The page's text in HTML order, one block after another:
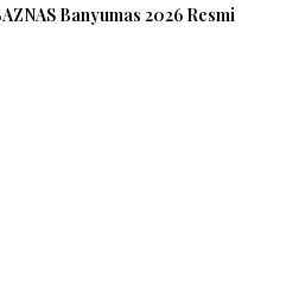
Banyumas 2026 Resmi